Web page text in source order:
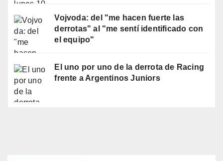
Vojvoda: del "me hacen fuerte las
derrotas" al "me sentí identificado con
el equipo"
El uno por uno de la derrota de Racing
frente a Argentinos Juniors